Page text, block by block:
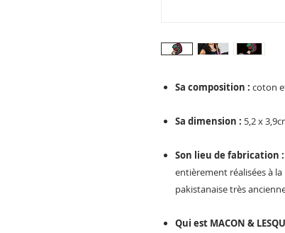
Sa composition : coton
Sa dimension : 5,2 x
Son lieu de fabrication :
entièrement réalisées à
pakistanaise très
Qui est MACON &